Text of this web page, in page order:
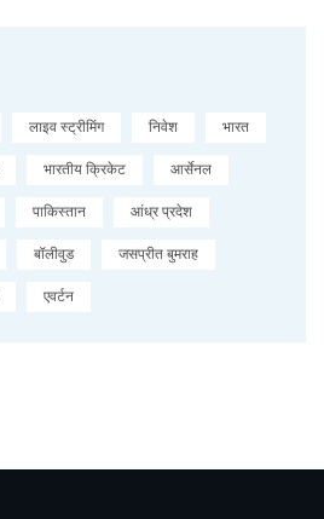
लाइव स्ट्रीमिंग निवेश भारत
भारतीय क्रिकेट आर्सेनल
पाकिस्तान आंध्र प्रदेश
बॉलीवुड जसप्रीत बुमराह
एवर्टन